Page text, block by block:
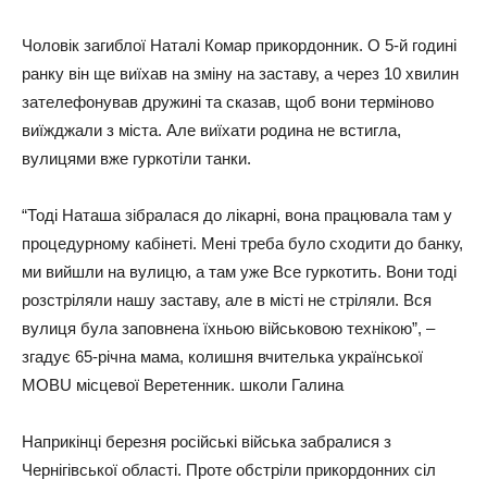
Чоловік загиблої Наталі Комар прикордонник. О 5-й годині
ранку він ще виїхав на зміну на заставу, а через 10 хвилин
зателефонував дружині та сказав, щоб вони терміново
виїжджали з міста. Але виїхати родина не встигла,
вулицями вже гуркотіли танки.
“Тоді Наташа зібралася до лікарні, вона працювала там у
процедурному кабінеті. Мені треба було сходити до банку,
ми вийшли на вулицю, а там уже Bce гуркотить. Вони тоді
розстріляли нашу заставу, але в місті не стріляли. Вся
вулиця була заповнена їхньою військовою технікою”, –
згадує 65-річна мама, колишня вчителька української
MOBU місцевої Веретенник. школи Галина
Наприкінці березня російські війська забралися з
Чернігівської області. Проте обстріли прикордонних сіл